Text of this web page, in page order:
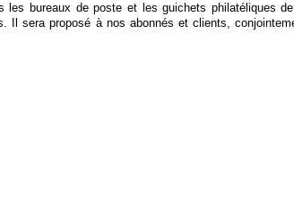
les bureaux de poste et les guichets philatéliques
Il sera proposé à nos abonnés et clients,